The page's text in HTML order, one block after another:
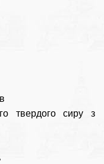
твердого сиру з